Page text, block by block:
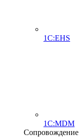
1С:EHS
1С:MDM
Сопровождение